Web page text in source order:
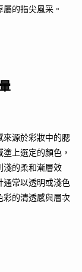
的指尖風采。
來源於彩妝中的腮
上選定的顏色，
淺的柔和漸層效
通常以透明或淺色
彩的清透感與層次